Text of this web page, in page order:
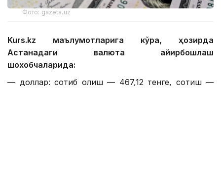
Фото: gazeta.uz
Kurs.kz маълумотларига кўра, ҳозирда
Астанадаги валюта айирбошлаш
шохобчаларида:
— доллар: сотиб олиш — 467,12 тенге, сотиш —